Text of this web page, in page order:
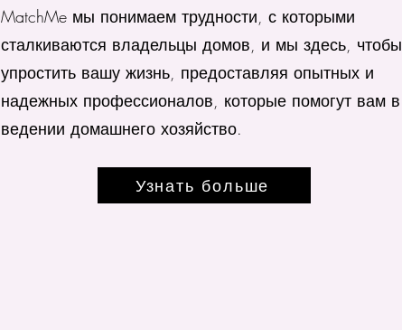
MatchMe мы понимаем трудности, с которыми
сталкиваются владельцы домов, и мы здесь, чтобы
упростить вашу жизнь, предоставляя опытных и
надежных профессионалов, которые помогут вам в
ведении домашнего хозяйство.
Узнать больше